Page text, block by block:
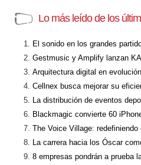
Lo más leído de los
El sonido en los grandes
Gestmusic y Amplify lanzan
Arquitectura digital en
Cellnex busca mejorar su
La distribución de eventos
Blackmagic convierte 60
The Voice Village: redefiniendo
La carrera hacia los Óscar
8 empresas pondrán a prueba